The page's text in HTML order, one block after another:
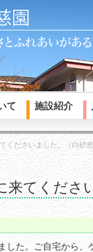
て 施設紹介
くださいました。（白砂
来てくださ
した。ご自宅から、